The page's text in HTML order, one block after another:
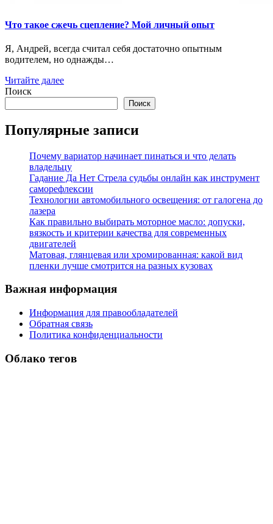
Что такое сжечь сцепление? Мой личный опыт
Я, Андрей, всегда считал себя достаточно опытным
водителем, но однажды…
Читайте далее
Поиск
Поиск
Популярные записи
Почему вариатор начинает пинаться и что делать
владельцу
Гадание Да Нет Стрела судьбы онлайн как инструмент
саморефлексии
Технологии автомобильного освещения: от галогена до
лазера
Как правильно выбирать моторное масло: допуски,
вязкость и критерии качества для современных
двигателей
Матовая, глянцевая или хромированная: какой вид
пленки лучше смотрится на разных кузовах
Важная информация
Информация для правообладателей
Обратная связь
Политика конфиденциальности
Облако тегов